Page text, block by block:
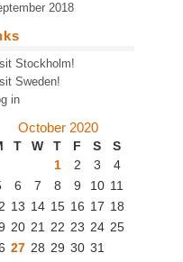
2018
Stockholm!
Sweden!
in
October 2020
T W T F S
S
1
2 3
4
6 7 8 9 10 11
13 14 15 16 17 18
20 21 22 23 24 25
27 28 29 30 31